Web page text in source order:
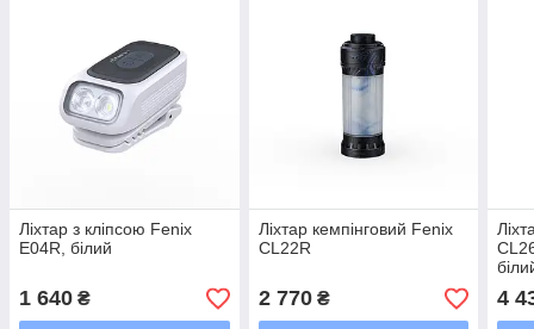
Ліхтар з кліпсою Fenix
E04R, білий
1 640 ₴
Ліхтар кемпінговий Fenix
CL22R
2 770₴ 4